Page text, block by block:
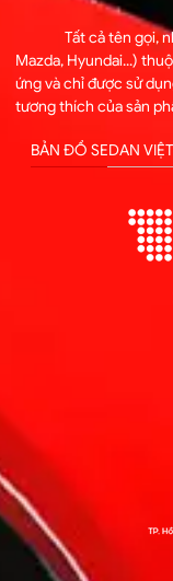
Tất cả tên gọi,
Mazda, Hyundai...)
ứng và chỉ được sử
tương thích của sản
BẢN ĐỒ SEDAN VIỆT